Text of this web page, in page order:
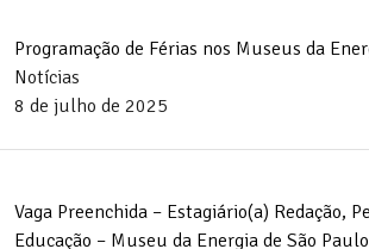
Programação de Férias nos Museus da
Notícias
8 de julho de 2025
Vaga Preenchida – Estagiário(a) Redação,
Educação – Museu da Energia de São Paulo